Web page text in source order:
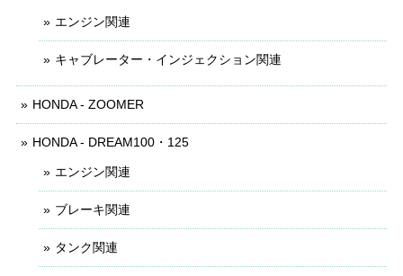
エンジン関連
キャブレーター・インジェクション関連
HONDA - ZOOMER
HONDA - DREAM100・125
エンジン関連
ブレーキ関連
タンク関連